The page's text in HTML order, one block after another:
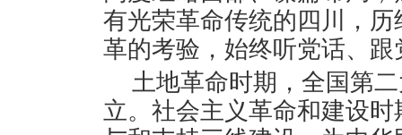
有光荣革命传统的四川，
革的考验，始终听党话、跟
土地革命时期，全国第
立。社会主义革命和建设